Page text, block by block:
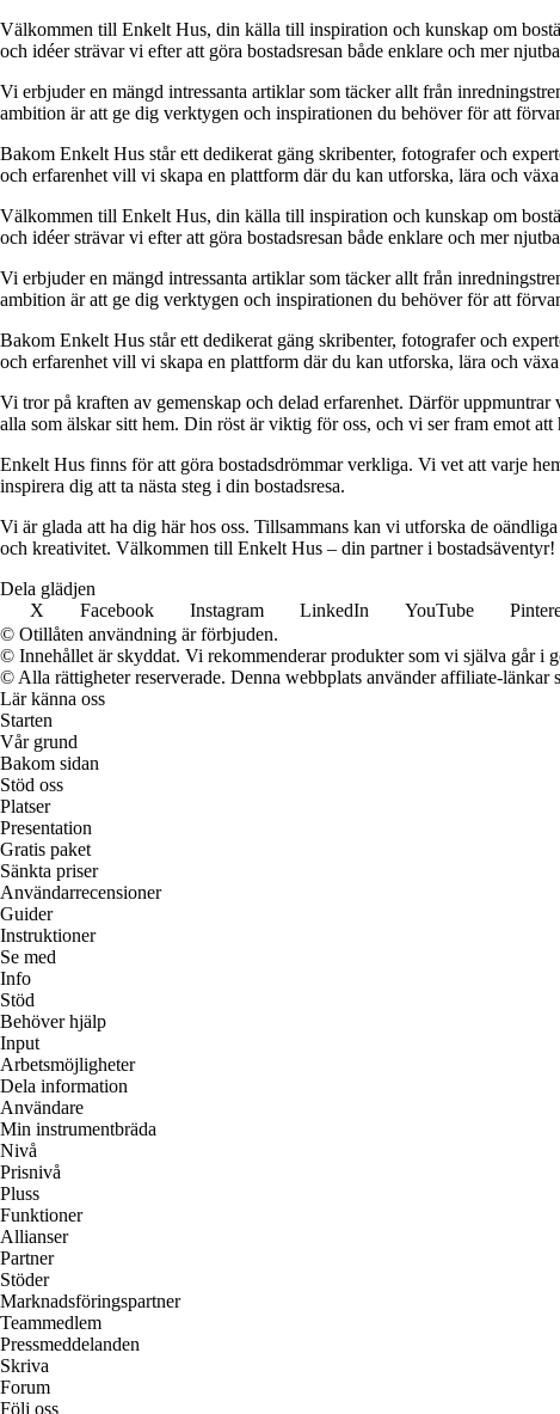
Välkommen till Enkelt Hus, din källa till inspiration och kunskap om
och idéer strävar vi efter att göra bostadsresan både enklare och mer
Vi erbjuder en mängd intressanta artiklar som täcker allt från
ambition är att ge dig verktygen och inspirationen du behöver för att
Bakom Enkelt Hus står ett dedikerat gäng skribenter, fotografer och
och erfarenhet vill vi skapa en plattform där du kan utforska, lära och
Välkommen till Enkelt Hus, din källa till inspiration och kunskap om
och idéer strävar vi efter att göra bostadsresan både enklare och mer
Vi erbjuder en mängd intressanta artiklar som täcker allt från
ambition är att ge dig verktygen och inspirationen du behöver för att
Bakom Enkelt Hus står ett dedikerat gäng skribenter, fotografer och
och erfarenhet vill vi skapa en plattform där du kan utforska, lära och
Vi tror på kraften av gemenskap och delad erfarenhet. Därför
alla som älskar sitt hem. Din röst är viktig för oss, och vi ser fram emot att
Enkelt Hus finns för att göra bostadsdrömmar verkliga. Vi vet att varje
inspirera dig att ta nästa steg i din bostadsresa.
Vi är glada att ha dig här hos oss. Tillsammans kan vi utforska de
och kreativitet. Välkommen till Enkelt Hus – din partner i bostadsäventyr!
Dela glädjen
X
Facebook Instagram LinkedIn YouTube
© Otillåten användning är förbjuden.
© Innehållet är skyddat. Vi rekommenderar produkter som vi själva går i
© Alla rättigheter reserverade. Denna webbplats använder affiliate-länkar
Lär känna oss
Starten
Vår grund
Bakom sidan
Stöd oss
Platser
Presentation
Gratis paket
Sänkta priser
Användarrecensioner
Guider
Instruktioner
Se med
Info
Stöd
Behöver hjälp
Input
Arbetsmöjligheter
Dela information
Användare
Min instrumentbräda
Nivå
Prisnivå
Pluss
Funktioner
Allianser
Partner
Stöder
Marknadsföringspartner
Teammedlem
Pressmeddelanden
Skriva
Forum
Följ oss